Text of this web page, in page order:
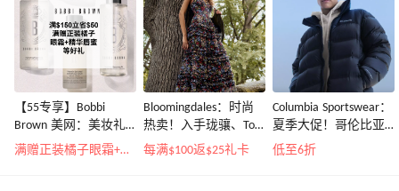
【55专享】Bobbi
Brown 美网：美妆礼
遇！满$150立省$50
满赠正装橘子眼霜+精华唇蜜等好礼
Bloomingdales：时尚
热卖！入手珑骧、Tory
Burch、拉夫劳伦等
每满$100返$25礼卡
Columbia Sportswear：
夏季大促！哥伦比亚
运动热卖
低至6折